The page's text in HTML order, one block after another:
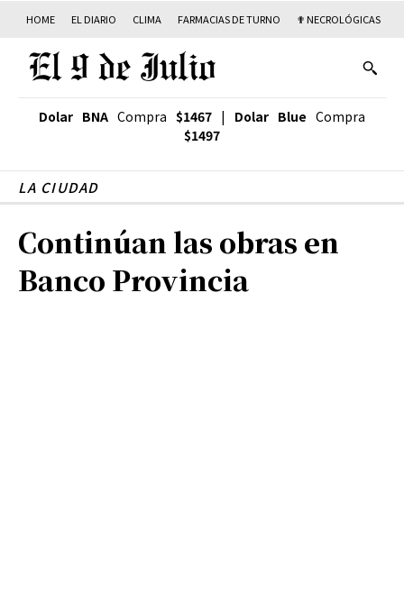
HOME EL DIARIO CLIMA FARMACIAS DE TURNO ✟ NECROLÓGICAS
Dolar BNA Compra $1467 | Dolar Blue Compra
$1497
LA CIUDAD
Continúan las obras en
Banco Provincia